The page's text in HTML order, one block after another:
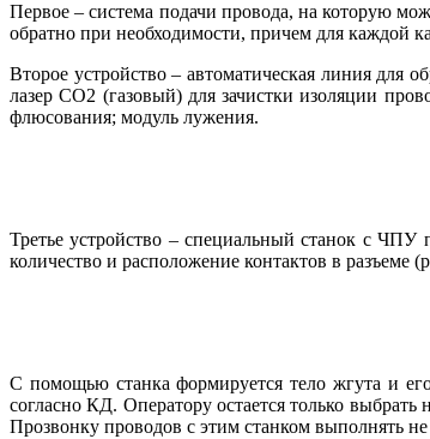
Первое – система подачи провода, на которую
обратно при необходимости, причем для каждой
Второе устройство – автоматическая линия
лазер СО2 (газовый) для зачистки изоляции
флюсования; модуль лужения.
Третье устройство – специальный станок с
количество и расположение контактов в
С помощью станка формируется те­ло жгута и
согласно КД. Оператору остается только
Прозвонку проводов с этим станком выполнять